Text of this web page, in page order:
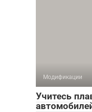
Модификации
Учитесь